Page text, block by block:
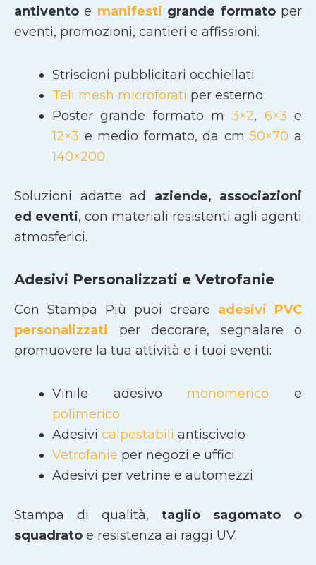
antivento e manifesti grande formatoper
eventi, promozioni, cantieri e affissioni.
Striscioni pubblicitari occhiellati
Teli mesh microforati per esterno
Poster grande formato m3×2, 6×3 e
12×3 e medio formato, da cm50×70 a
140×200
Soluzioni adatte ad aziende, associazioni
ed eventi, con materiali resistenti agli agenti
atmosferici.
Adesivi Personalizzati e Vetrofanie
Con Stampa Più puoi creare adesivi PVC
personalizzati per decorare, segnalare o
promuovere la tua attività e i tuoi eventi:
Vinile adesivo monomerico e
polimerico
Adesivi calpestabili antiscivolo
Vetrofanie per negozi e uffici
Adesivi per vetrine e automezzi
Stampa di qualità, taglio sagomato
o
squadrato e resistenza ai raggi UV.